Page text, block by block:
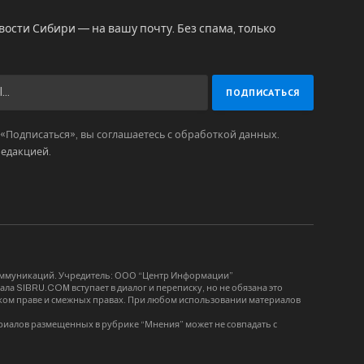
Сибири — на вашу почту. Без спама, только
вы соглашаетесь с обработкой данных.
Учредитель: ООО “Центр Информации”
SIBRU.COM вступает в диалог и переписку, но не обязана это
праве и смежных правах. При любом использовании материалов
размещенных в рубрике “Мнения” может не совпадать с